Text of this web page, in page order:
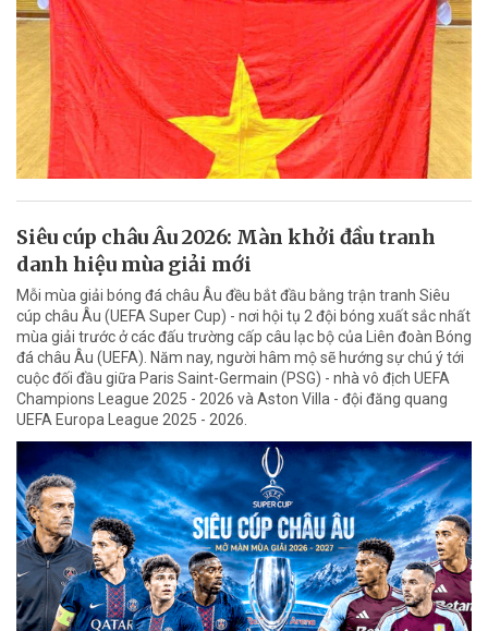
Siêu cúp châu Âu 2026: Màn khởi đầu tranh
danh hiệu mùa giải mới
Mỗi mùa giải bóng đá châu Âu đều bắt đầu bằng trận tranh Siêu
cúp châu Âu (UEFA Super Cup) - nơi hội tụ 2 đội bóng xuất sắc nhất
mùa giải trước ở các đấu trường cấp câu lạc bộ của Liên đoàn Bóng
đá châu Âu (UEFA). Năm nay, người hâm mộ sẽ hướng sự chú ý tới
cuộc đối đầu giữa Paris Saint-Germain (PSG) - nhà vô địch UEFA
Champions League 2025 - 2026 và Aston Villa - đội đăng quang
UEFA Europa League 2025 - 2026.